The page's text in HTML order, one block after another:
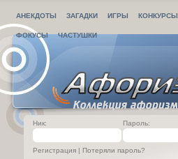
АНЕКДОТЫ ЗАГАДКИ ИГРЫ КОНКУРСЫ
ФОКУСЫ ЧАСТУШКИ
Ник: Пароль:
Регистрация | Потеряли пароль?